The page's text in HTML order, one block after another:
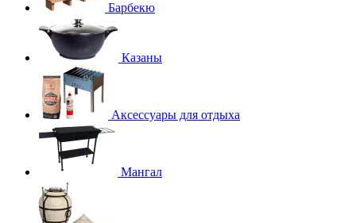
Барбекю
Казаны
Аксессуары для отдыха
Мангал